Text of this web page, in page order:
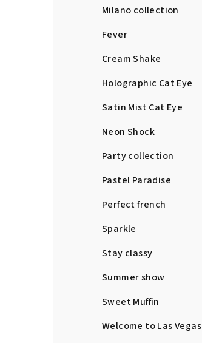
Milano collection
Fever
Cream Shake
Holographic Cat Eye
Satin Mist Cat Eye
Neon Shock
Party collection
Pastel Paradise
Perfect french
Sparkle
Stay classy
Summer show
Sweet Muffin
Welcome to Las Vegas